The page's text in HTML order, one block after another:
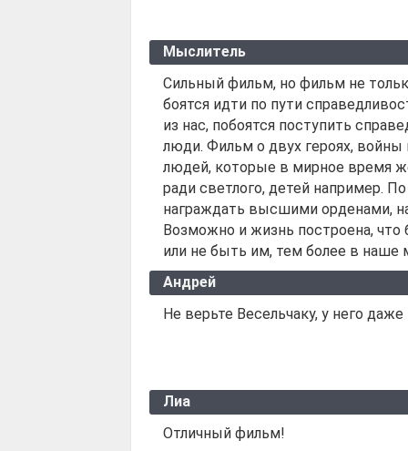
Мыслитель
Сильный фильм, но фильм не
боятся идти по пути
из нас, побоятся поступить
люди. Фильм о двух героях,
людей, которые в мирное время
ради светлого, детей например.
награждать высшими орденами,
Возможно и жизнь построена,
или не быть им, тем более в наше
Андрей
Не верьте Весельчаку, у него
Лиа
Отличный фильм!